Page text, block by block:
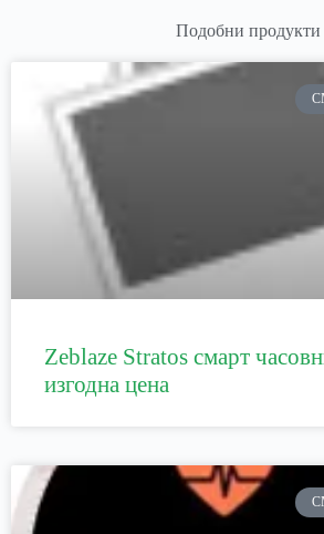
Подобни продукти
Zeblaze Stratos смарт
изгодна цена